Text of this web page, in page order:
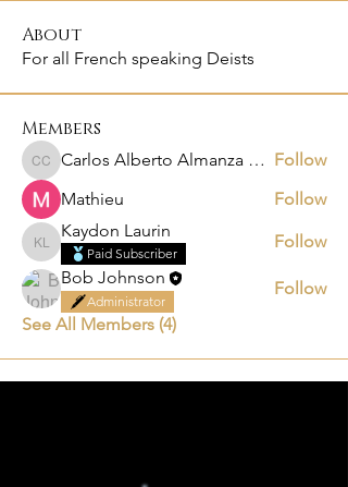
About
For all French speaking Deists
Members
Carlos Alberto Almanza Castañeda Carlos Alberto Almanza Castañeda Follow
Mathieu
Follow
Kaydon Laurin
Kaydon Laurin
Paid Subscriber
Follow
Bob Johnson
Administrator
Follow
See All Members (4)